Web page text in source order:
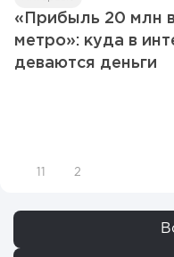
«Прибыль 20 млн
метро»: куда в
деваются деньги
2